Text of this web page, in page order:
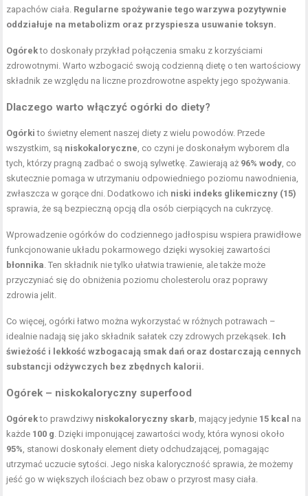
zapachów ciała. Regularne spożywanie tego warzywa pozytywnie
oddziałuje na metabolizm oraz przyspiesza usuwanie toksyn.
Ogórekto doskonały przykład połączenia smaku z korzyściami
zdrowotnymi. Warto wzbogacić swoją codzienną dietę o ten wartościowy
składnik ze względu na liczne prozdrowotne aspekty jego spożywania.
Dlaczego warto włączyć ogórki do diety?
Ogórki to świetny element naszej diety z wielu powodów. Przede
wszystkim, są niskokaloryczne, co czyni je doskonałym wyborem dla
tych, którzy pragną zadbać o swoją sylwetkę. Zawierają aż 96% wody, co
skutecznie pomaga w utrzymaniu odpowiedniego poziomu nawodnienia,
zwłaszcza w gorące dni. Dodatkowo ich niski indeks glikemiczny (15)
sprawia, że są bezpieczną opcją dla osób cierpiących na cukrzycę.
Wprowadzenie ogórków do codziennego jadłospisu wspiera prawidłowe
funkcjonowanie układu pokarmowego dzięki wysokiej zawartości
błonnika. Ten składnik nie tylko ułatwia trawienie, ale także może
przyczyniać się do obniżenia poziomu cholesterolu oraz poprawy
zdrowia jelit.
Co więcej, ogórki łatwo można wykorzystać w różnych potrawach –
idealnie nadają się jako składnik sałatek czy zdrowych przekąsek. Ich
świeżość i lekkość wzbogacają smak dań oraz dostarczają cennych
substancji odżywczych bez zbędnych kalorii.
Ogórek – niskokaloryczny superfood
Ogórekto prawdziwy niskokaloryczny skarb, mający jedynie 15 kcal na
każde 100 g. Dzięki imponującej zawartości wody, która wynosi około
95%, stanowi doskonały element diety odchudzającej, pomagając
utrzymać uczucie sytości. Jego niska kaloryczność sprawia, że możemy
jeść go w większych ilościach bez obaw o przyrost masy ciała.